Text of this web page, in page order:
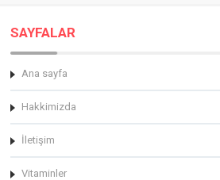
SAYFALAR
Ana sayfa
Hakkimizda
İletişim
Vitaminler